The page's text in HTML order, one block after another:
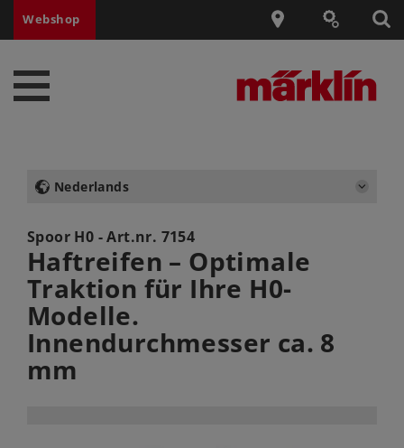
Webshop
Nederlands
Spoor H0 - Art.nr. 7154
Haftreifen – Optimale
Traktion für Ihre H0-
Modelle.
Innendurchmesser ca. 8
mm